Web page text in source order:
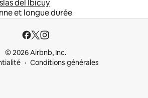
del Ibicuy
et longue durée
© 2026 Airbnb, Inc.
Conditions générales